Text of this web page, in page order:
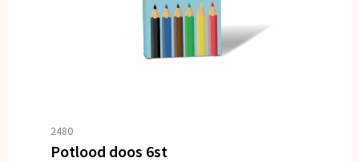
2480
Potlood doos 6st